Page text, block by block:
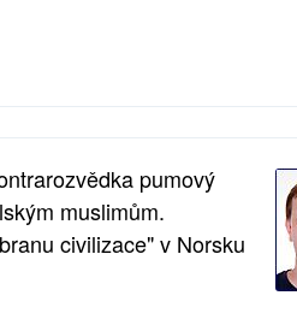
pumový
muslimům.
civilizace" v Norsku